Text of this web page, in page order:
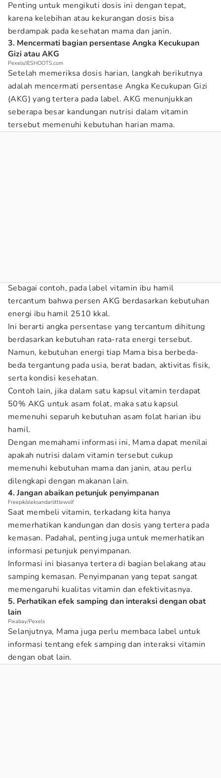
Penting untuk mengikuti dosis ini dengan tepat,
karena kelebihan atau kekurangan dosis bisa
berdampak pada kesehatan mama dan janin.
3. Mencermati bagian persentase Angka Kecukupan
Gizi atau AKG
Pexels/JESHOOTS.com
Setelah memeriksa dosis harian, langkah berikutnya
adalah mencermati persentase Angka Kecukupan Gizi
(AKG) yang tertera pada label. AKG menunjukkan
seberapa besar kandungan nutrisi dalam vitamin
tersebut memenuhi kebutuhan harian mama.
Sebagai contoh, pada label vitamin ibu hamil
tercantum bahwa persen AKG berdasarkan kebutuhan
energi ibu hamil 2510 kkal.
Ini berarti angka persentase yang tercantum dihitung
berdasarkan kebutuhan rata-rata energi tersebut.
Namun, kebutuhan energi tiap Mama bisa berbeda-
beda tergantung pada usia, berat badan, aktivitas fisik,
serta kondisi kesehatan.
Contoh lain, jika dalam satu kapsul vitamin terdapat
50% AKG untuk asam folat, maka satu kapsul
memenuhi separuh kebutuhan asam folat harian ibu
hamil.
Dengan memahami informasi ini, Mama dapat menilai
apakah nutrisi dalam vitamin tersebut cukup
memenuhi kebutuhan mama dan janin, atau perlu
dilengkapi dengan makanan lain.
4. Jangan abaikan petunjuk penyimpanan
Freepik/aleksandarlittlewolf
Saat membeli vitamin, terkadang kita hanya
memerhatikan kandungan dan dosis yang tertera pada
kemasan. Padahal, penting juga untuk memerhatikan
informasi petunjuk penyimpanan.
Informasi ini biasanya tertera di bagian belakang atau
samping kemasan. Penyimpanan yang tepat sangat
memengaruhi kualitas vitamin dan efektivitasnya.
5. Perhatikan efek samping dan interaksi dengan obat
lain
Pixabay/Pexels
Selanjutnya, Mama juga perlu membaca label untuk
informasi tentang efek samping dan interaksi vitamin
dengan obat lain.